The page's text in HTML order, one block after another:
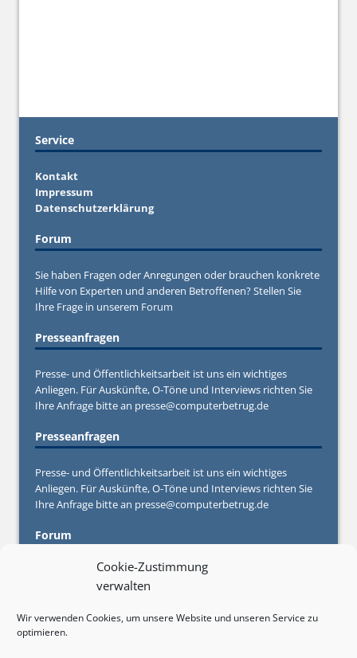
Cookie-Zustimmung
verwalten
Wir verwenden Cookies, um unsere Website und unseren Service zu
optimieren.
Service
Kontakt
Impressum
Datenschutzerklärung
Forum
Sie haben Fragen oder Anregungen oder brauchen konkrete
Hilfe von Experten und anderen Betroffenen? Stellen Sie
Ihre Frage in unserem Forum
Presseanfragen
Presse- und Öffentlichkeitsarbeit ist uns ein wichtiges
Anliegen. Für Auskünfte, O-Töne und Interviews richten Sie
Ihre Anfrage bitte an presse@computerbetrug.de
Presseanfragen
Presse- und Öffentlichkeitsarbeit ist uns ein wichtiges
Anliegen. Für Auskünfte, O-Töne und Interviews richten Sie
Ihre Anfrage bitte an presse@computerbetrug.de
Forum
Sie haben Fragen oder Anregungen oder brauchen konkrete
Hilfe von Experten und anderen Betroffenen? Stellen Sie
Werbebuchungen